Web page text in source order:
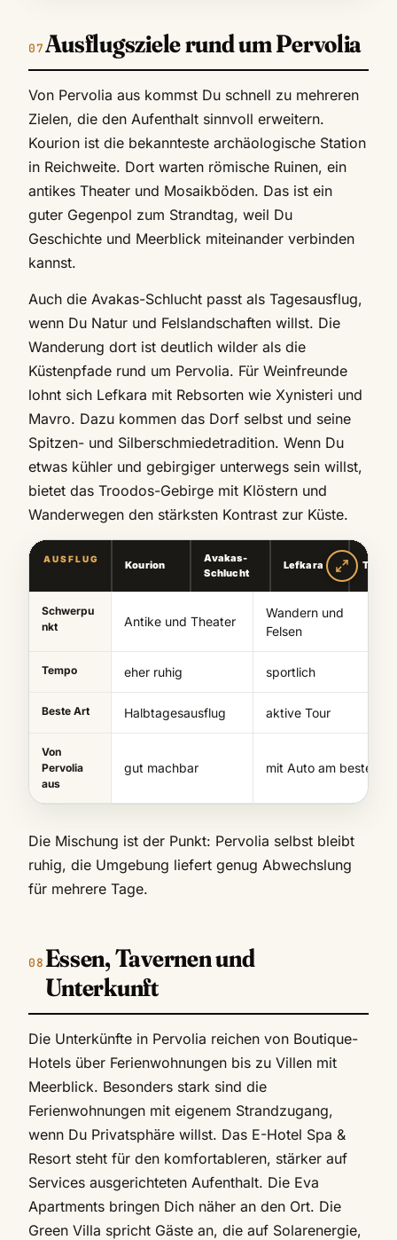
Ausflugsziele rund um Pervolia
Von Pervolia aus kommst Du schnell zu mehreren
Zielen, die den Aufenthalt sinnvoll erweitern.
Kourion ist die bekannteste archäologische Station
in Reichweite. Dort warten römische Ruinen, ein
antikes Theater und Mosaikböden. Das ist ein
guter Gegenpol zum Strandtag, weil Du
Geschichte und Meerblick miteinander verbinden
kannst.
Auch die Avakas-Schlucht passt als Tagesausflug,
wenn Du Natur und Felslandschaften willst. Die
Wanderung dort ist deutlich wilder als die
Küstenpfade rund um Pervolia. Für Weinfreunde
lohnt sich Lefkara mit Rebsorten wie Xynisteri und
Mavro. Dazu kommen das Dorf selbst und seine
Spitzen- und Silberschmiedetradition. Wenn Du
etwas kühler und gebirgiger unterwegs sein willst,
bietet das Troodos-Gebirge mit Klöstern und
Wanderwegen den stärksten Kontrast zur Küste.
AUSFLUG
Kourion
Avakas-
Schlucht
Lefkara
Schwerpu
nkt
Antike und Theater
Wandern und
Felsen
Tempo eher ruhig sportlich
Beste Art Halbtagesausflug aktive Tour
Von
Pervolia
aus
gut machbar mit Auto am besten
Die Mischung ist der Punkt: Pervolia selbst bleibt
ruhig, die Umgebung liefert genug Abwechslung
für mehrere Tage.
Essen, Tavernen und
Unterkunft
Die Unterkünfte in Pervolia reichen von Boutique-
Hotels über Ferienwohnungen bis zu Villen mit
Meerblick. Besonders stark sind die
Ferienwohnungen mit eigenem Strandzugang,
wenn Du Privatsphäre willst. Das E-Hotel Spa &
Resort steht für den komfortableren, stärker auf
Services ausgerichteten Aufenthalt. Die Eva
Apartments bringen Dich näher an den Ort. Die
Green Villa spricht Gäste an, die auf Solarenergie,